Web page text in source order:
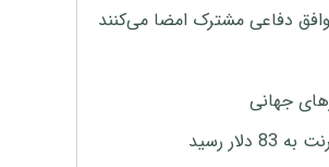
دفاعی مشترک امضا می‌کنند
جهانی
رسید